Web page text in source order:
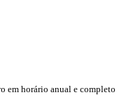
em horário anual e